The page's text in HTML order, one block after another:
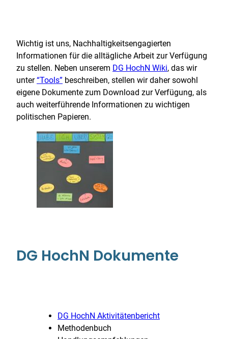
Wichtig ist uns, Nachhaltigkeitsengagierten
Informationen für die alltägliche Arbeit zur Verfügung
zu stellen. Neben unserem DG HochN Wiki, das wir
unter“Tools” beschreiben, stellen wir daher sowohl
eigene Dokumente zum Download zur Verfügung, als
auch weiterführende Informationen zu wichtigen
politischen Papieren.
DG HochN Dokumente
DG HochN Aktivitätenbericht
Methodenbuch